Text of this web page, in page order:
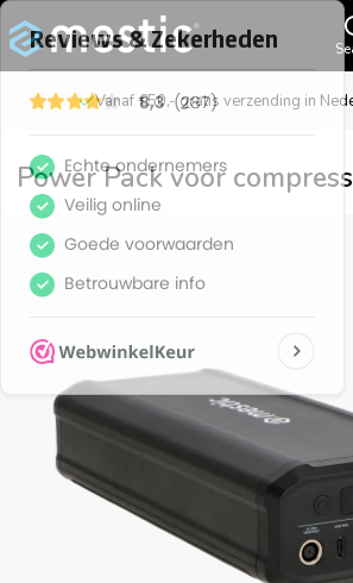
Vanaf €50,- gratis verzending in
Power Pack voor